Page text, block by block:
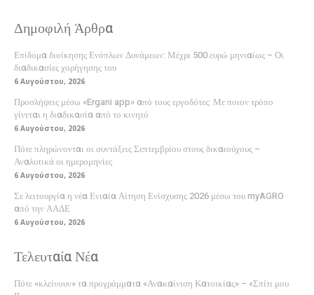
Δημοφιλή Άρθρα
Επίδομα διοίκησης Ενόπλων Δυνάμεων: Μέχρι 500 ευρώ μηνιαίως – Οι
διαδικασίες χορήγησης του
6 Αυγούστου, 2026
Προσλήψεις μέσω «Ergani app» από τους εργοδότες: Με ποιον τρόπο
γίνεται η διαδικασία από το κινητό
6 Αυγούστου, 2026
Πότε πληρώνονται οι συντάξεις Σεπτεμβρίου στους δικαιούχους –
Αναλυτικά οι ημερομηνίες
6 Αυγούστου, 2026
Σε λειτουργία η νέα Ενιαία Αίτηση Ενίσχυσης 2026 μέσω του myAGRO
από την ΑΑΔΕ
6 Αυγούστου, 2026
Τελευταία Νέα
Πότε «κλείνουν» τα προγράμματα «Ανακαίνιση Κατοικίας» – «Σπίτι μου